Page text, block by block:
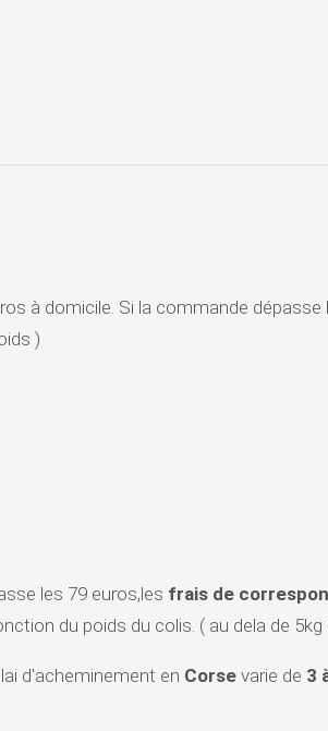
à domicile. Si la commande dépasse
)
les 79 euros,les frais de
du poids du colis. ( au dela de 5kg
d'acheminement en Corse varie de 3